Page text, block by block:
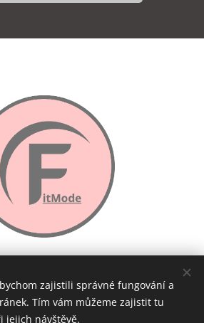
zajistili správné fungování a
Tím vám můžeme zajistit tu
jejich návštěvě.